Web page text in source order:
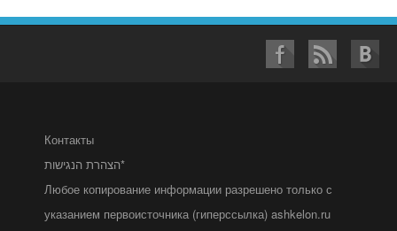
Контакты
הצהרת הנגישות*
Любое копирование информации разрешено только с
указанием первоисточника (гиперссылка) ashkelon.ru